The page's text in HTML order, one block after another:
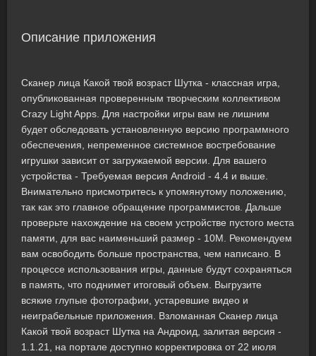
Описание приложения
Сканер лица Какой твой возраст Шутка - классная игра,
опубликованная проверенным творческим коллективом
Crazy Light Apps. Для настройки игры вам не лишним
будет обследовать установленную версию программного
обеспечения, непременное системное востребование
игрушки зависит от загружаемой версии. Для вашего
устройства - Требуемая версия Android - 4.4 и выше.
Внимательно присмотритесь к упомянутому положению,
так как это главное обращение программистов. Дальше
проверьте нахождение на своем устройстве пустого места
памяти, для вас наименьший размер - 10M. Рекомендуем
вам освободить больше пространства, чем написано. В
процессе использования игры, данные будут сохраняться
в память, что поднимет итоговый объем. Выгрузите
всякие глупые фотографии, устаревшие видео и
неиграбельные приложения. Взломанная Сканер лица
Какой твой возраст Шутка на Андроид, залитая версия -
1.1.21, на портале доступно корректировка от 22 июля